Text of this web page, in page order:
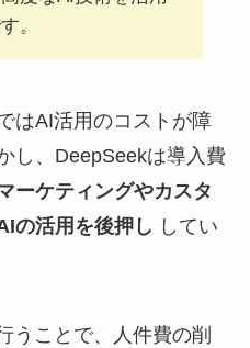
。
はAI活用のコストが障
し、DeepSeekは導入費
ーケティングやカスタ
の活用を後押し してい
うことで、人件費の削